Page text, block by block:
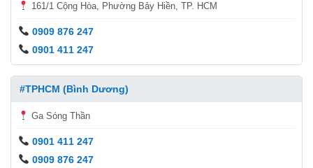
161/1 Cộng Hòa, Phường Bảy Hiền, TP. HCM
0909 876 247
0901 411 247
#TPHCM (Bình Dương)
Ga Sóng Thần
0901 411 247
0909 876 247